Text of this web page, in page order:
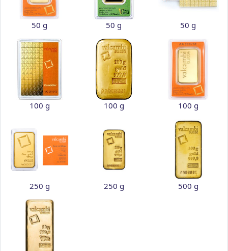
50 g 50 g 50 g
100 g 100 g 100 g
250 g 250 g 500 g